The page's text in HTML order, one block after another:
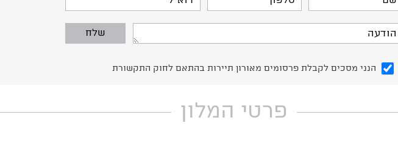
הודעה
הנני מסכים לקבלת פרסומים מאורון תיירות בהתאם לחוק התקשורת
פרטי המלון